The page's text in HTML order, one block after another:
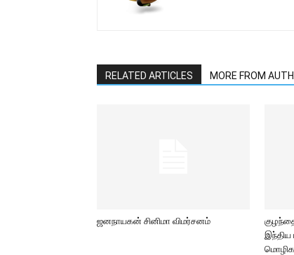
RELATED ARTICLES MORE FROM
ஜனநாயகன் சினிமா விமர்சனம்
இந்திய